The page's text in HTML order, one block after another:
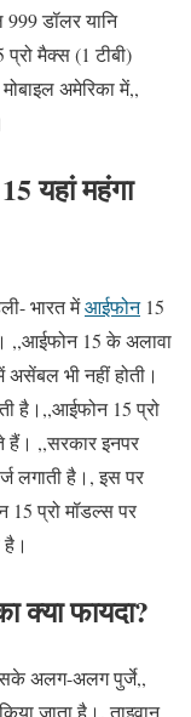
डॉलर यानि
मैक्स (1 टीबी)
अमेरिका में,,
यहां महंगा
भारत मेंआईफोन15
,,आईफोन 15 के अलावा
असेंबल भी नहीं होती।
है।,,आईफोन 15 प्रो
हैं। ,,सरकार इनपर
लगाती है।, इस पर
प्रो मॉडल्स पर
फायदा?
अलग-अलग पुर्जे,,
जाता है।, ताइवान